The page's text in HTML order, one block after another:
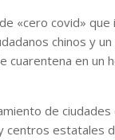
«cero covid»
chinos y
cuarentena en un
de
centros estatales